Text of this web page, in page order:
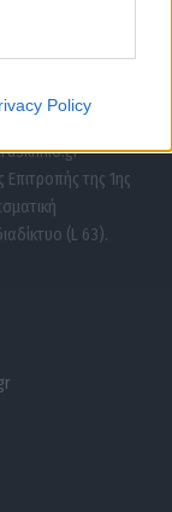
Policy
της 1ης
(L 63).